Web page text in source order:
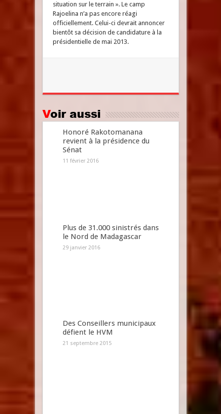
situation sur le terrain ». Le camp
Rajoelina n’a pas encore réagi
officiellement. Celui-ci devrait annoncer
bientôt sa décision de candidature à la
présidentielle de mai 2013.
Voir aussi
Honoré Rakotomanana
revient à la présidence du
Sénat
11 février 2016
Plus de 31.000 sinistrés dans
le Nord de Madagascar
29 janvier 2016
Des Conseillers municipaux
défient le HVM
21 septembre 2015